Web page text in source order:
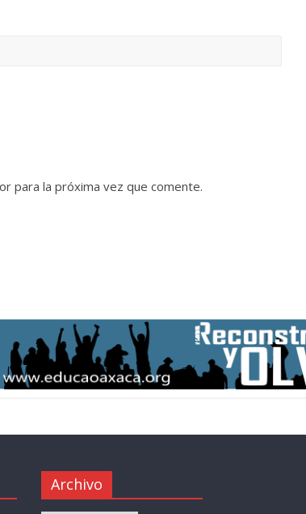
para la próxima vez que comente.
Archivo